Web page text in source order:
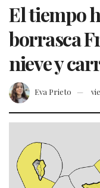
El tiempo
borrasca
nieve y
Eva Prieto